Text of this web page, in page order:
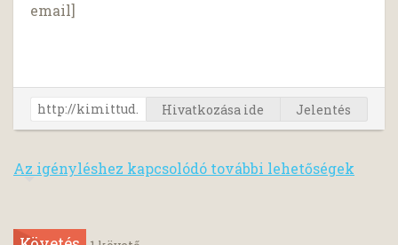
email]
Hivatkozása ide Jelentés
Az igényléshez kapcsolódó további lehetőségek